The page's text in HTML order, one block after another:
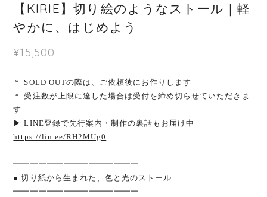
【KIRIE】切り絵のようなストール｜軽
やかに、はじめよう
¥15,500
＊ SOLD OUTの際は、ご依頼後にお作りします
＊ 受注数が上限に達した場合は受付を締め切らせていただきま
す
▶ LINE登録で先行案内・制作の裏話もお届け中
https://lin.ee/RH2MUg0
━━━━━━━━━━━━━━━
● 切り紙から生まれた、色と光のストール
━━━━━━━━━━━━━━━